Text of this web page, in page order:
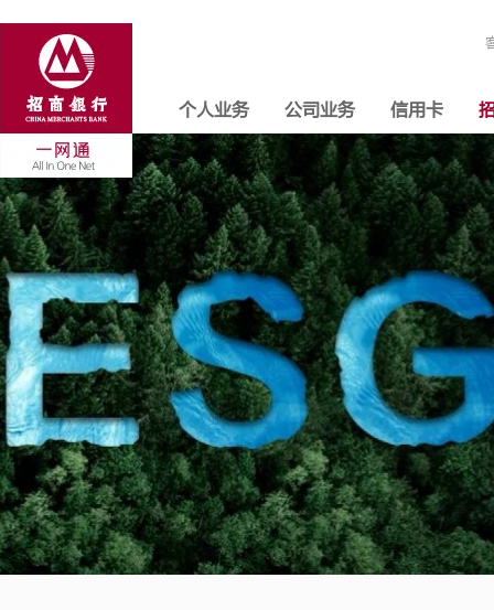
个人业务 公司业务 信用卡